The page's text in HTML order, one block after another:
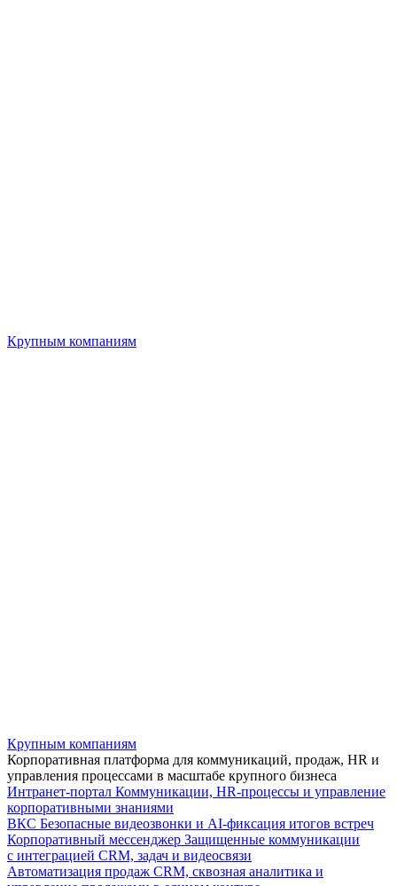
Крупным компаниям
Крупным компаниям
Корпоративная платформа для коммуникаций, продаж, HR и
управления процессами в масштабе крупного бизнеса
Интранет-портал Коммуникации, HR-процессы и управление
корпоративными знаниями
ВКС Безопасные видеозвонки и AI-фиксация итогов встреч
Корпоративный мессенджер Защищенные коммуникации
с интеграцией CRM, задач и видеосвязи
Автоматизация продаж CRM, сквозная аналитика и